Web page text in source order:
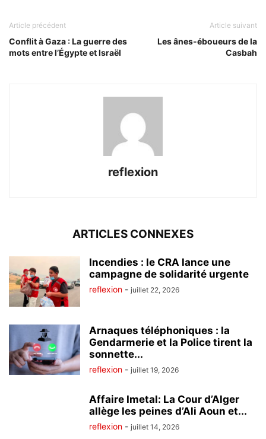
Article précédent
Conflit à Gaza : La guerre des
mots entre l’Égypte et Israël
Article suivant
Les ânes-éboueurs de la
Casbah
reflexion
ARTICLES CONNEXES
Incendies : le CRA lance une
campagne de solidarité urgente
reflexion - juillet 22, 2026
Arnaques téléphoniques : la
Gendarmerie et la Police tirent la
sonnette...
reflexion - juillet 19, 2026
Affaire Imetal: La Cour d’Alger
allège les peines d’Ali Aoun et...
reflexion - juillet 14, 2026